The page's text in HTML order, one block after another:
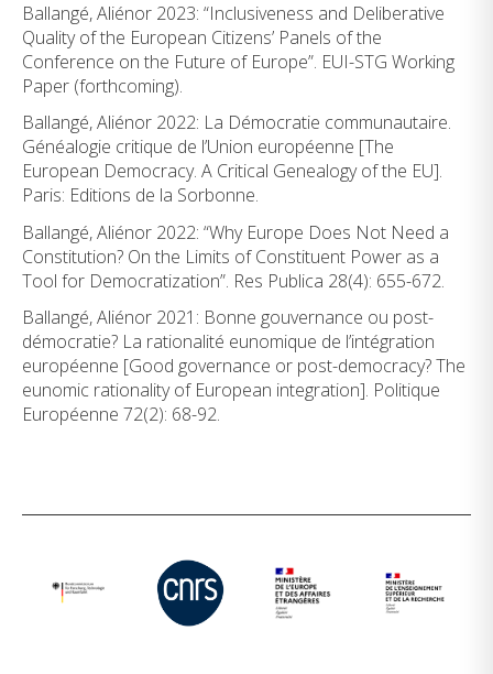
Ballangé, Aliénor 2023: “Inclusiveness and Deliberative
Quality of the European Citizens’ Panels of the
Conference on the Future of Europe”. EUI-STG Working
Paper (forthcoming).
Ballangé, Aliénor 2022: La Démocratie communautaire.
Généalogie critique de l’Union européenne [The
European Democracy. A Critical Genealogy of the EU].
Paris: Editions de la Sorbonne.
Ballangé, Aliénor 2022: “Why Europe Does Not Need a
Constitution? On the Limits of Constituent Power as a
Tool for Democratization”. Res Publica 28(4): 655-672.
Ballangé, Aliénor 2021: Bonne gouvernance ou post-
démocratie? La rationalité eunomique de l’intégration
européenne [Good governance or post-democracy? The
eunomic rationality of European integration]. Politique
Européenne 72(2): 68-92.